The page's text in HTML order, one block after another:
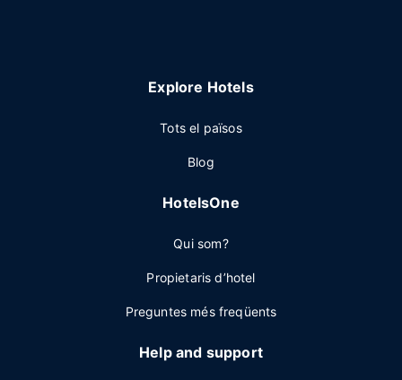
Explore Hotels
Tots el països
Blog
HotelsOne
Qui som?
Propietaris d’hotel
Preguntes més freqüents
Help and support